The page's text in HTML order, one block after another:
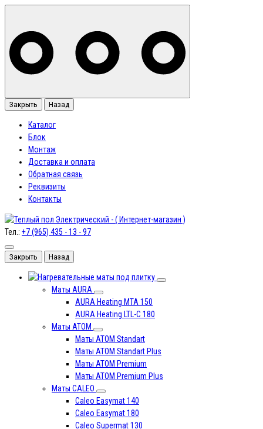
Закрыть Назад
Каталог
Блок
Монтаж
Доставка и оплата
Обратная связь
Реквизиты
Контакты
Тел.: +7 (965) 435 - 13 - 97
Закрыть Назад
под плитку
Маты AURA
AURA Heating MTA 150
AURA Heating LTL-C 180
Маты АТОМ
Маты АТОМ Standart
Маты АТОМ Standart Plus
Маты АТОМ Premium
Маты АТОМ Premium Plus
Маты CALEO
Caleo Easymat 140
Caleo Easymat 180
Caleo Supermat 130